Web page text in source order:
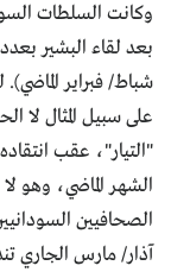
وكانت السلطات
بعد لقاء البشير
شباط/ فبراير
على سبيل المثال لا
"التيار"، عقب
الشهر الماضي، وهو
آذار/ مارس الجاري